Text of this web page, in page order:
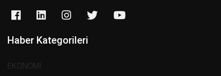
Haber Kategorileri
EKONOMİ